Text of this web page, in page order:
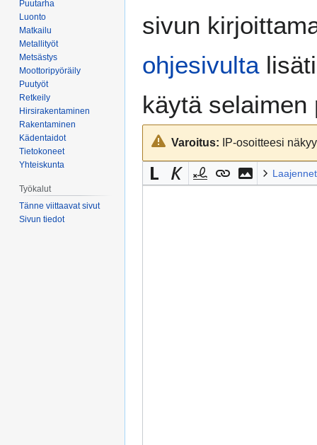
sivun
ohjesivulta
käytä selaimen
Varoitus: IP-osoitteesi
Puutarha
Luonto
Matkailu
Metallityöt
Metsästys
Moottoripyöräily
Puutyöt
Retkeily
Hirsirakentaminen
Rakentaminen
Kädentaidot
Tietokoneet
Yhteiskunta
Työkalut
Tänne viittaavat sivut
Sivun tiedot